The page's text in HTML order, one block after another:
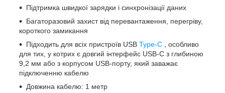
Підтримка швидкої зарядки і синхронізації даних
Багаторазовий захист від перевантаження, перегріву,
короткого замикання
Підходить для всіх пристроїв USB Type-C
, особливо
для тих, у котрих є довгий інтерфейс USB-C з глибиною
9,2 мм або з корпусом USB-порту, який заважає
підключенню кабелю
Довжина кабелю: 1 метр